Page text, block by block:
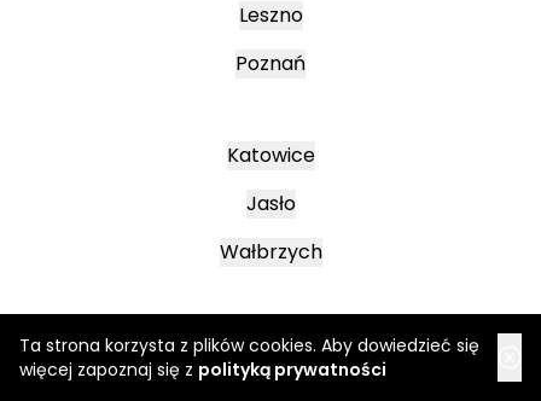
Ta strona korzysta z plików cookies. Aby dowiedzieć się
więcej zapoznaj się z polityką prywatności
Leszno
Poznań
Katowice
Jasło
Wałbrzych